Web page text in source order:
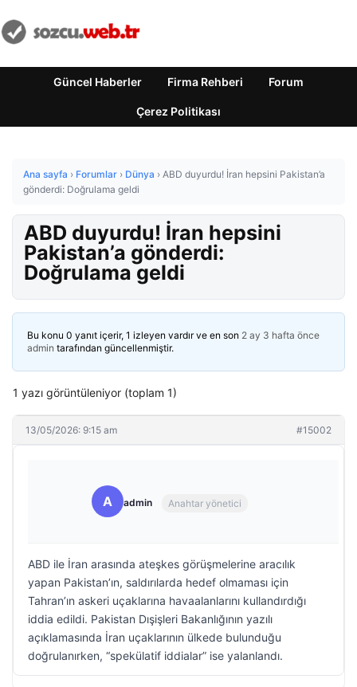
Güncel Haberler Firma Rehberi Forum
Çerez Politikası
Ana sayfa › Forumlar › Dünya › ABD duyurdu! İran hepsini Pakistan’a
gönderdi: Doğrulama geldi
ABD duyurdu! İran hepsini
Pakistan’a gönderdi:
Doğrulama geldi
Bu konu 0 yanıt içerir, 1 izleyen vardır ve en son 2 ay 3 hafta önce
admin tarafından güncellenmiştir.
1 yazı görüntüleniyor (toplam 1)
13/05/2026: 9:15 am #15002
A admin Anahtar yönetici
ABD ile İran arasında ateşkes görüşmelerine aracılık
yapan Pakistan’ın, saldırılarda hedef olmaması için
Tahran’ın askeri uçaklarına havaalanlarını kullandırdığı
iddia edildi. Pakistan Dışişleri Bakanlığının yazılı
açıklamasında İran uçaklarının ülkede bulunduğu
doğrulanırken, “spekülatif iddialar” ise yalanlandı.